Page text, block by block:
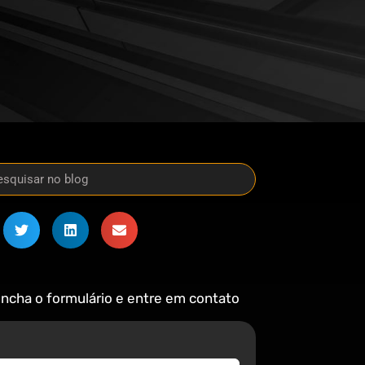
o formulário e entre em contato